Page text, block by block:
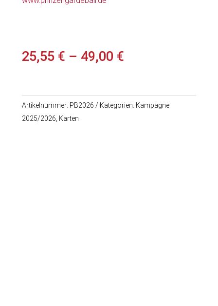
25,55 € – 49,00 €
Artikelnummer: PB2026 Kategorien: Kampagne
2025/2026, Karten